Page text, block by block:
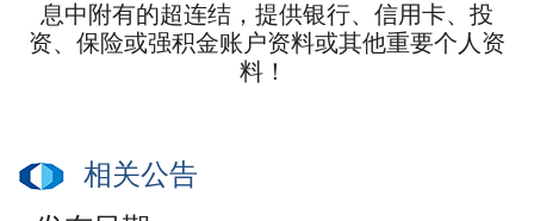
息中附有的超连结，提供银行、信用卡、投
资、保险或强积金账户资料或其他重要个人资
料！
相关公告